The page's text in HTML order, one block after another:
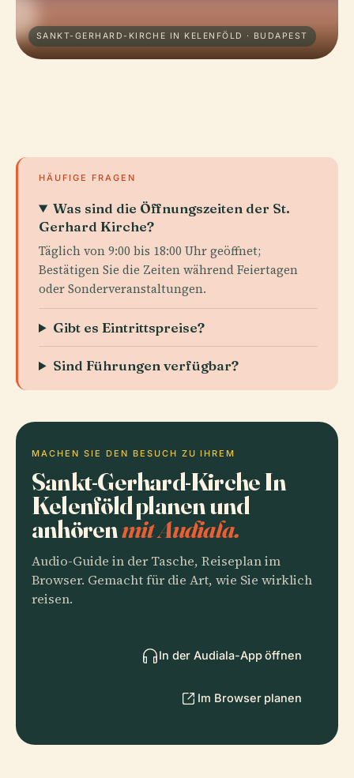
SANKT-GERHARD-KIRCHE IN KELENFÖLD · BUDAPEST
HÄUFIGE FRAGEN
Was sind die Öffnungszeiten der St.
Gerhard Kirche?
Täglich von 9:00 bis 18:00 Uhr geöffnet;
Bestätigen Sie die Zeiten während Feiertagen
oder Sonderveranstaltungen.
Gibt es Eintrittspreise?
Sind Führungen verfügbar?
MACHEN SIE DEN BESUCH ZU IHREM
Sankt-Gerhard-Kirche In
Kelenföld planen und
anhörenmit Audiala.
Audio-Guide in der Tasche, Reiseplan im
Browser. Gemacht für die Art, wie Sie wirklich
reisen.
In der Audiala-App öffnen
Im Browser planen